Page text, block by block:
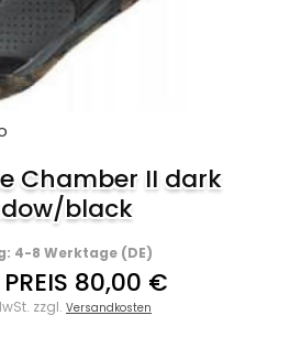
Chamber II dark
black
4-8 Werktage (DE)
PREIS 80,00 €
zzgl. Versandkosten